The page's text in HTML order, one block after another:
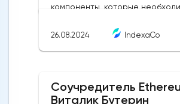
действия анализом.Ручные
сигналы Forex создаются
фундаментального и
компоненты, которые
Ну а если вы ищете готовое
расчёта доходности, который
26.08.2024 IndexaCo
Соучредитель
Виталик Бутерин